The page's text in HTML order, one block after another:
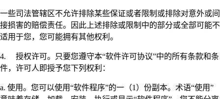
一些司法管辖区不允许排除某些保证或者限制或排除对意外或间
接损害的赔偿责任。因此上述排除或限制中的部分或全部可能不
适用于您，您可能拥有其他权利。
4. 授权许可。只要您遵守本“软件许可协议”中的所有条款和条
件，许可人即授予您下列权利：
a. 使用。您可以使用“软件程序”的一（1）份副本。术语“使用”